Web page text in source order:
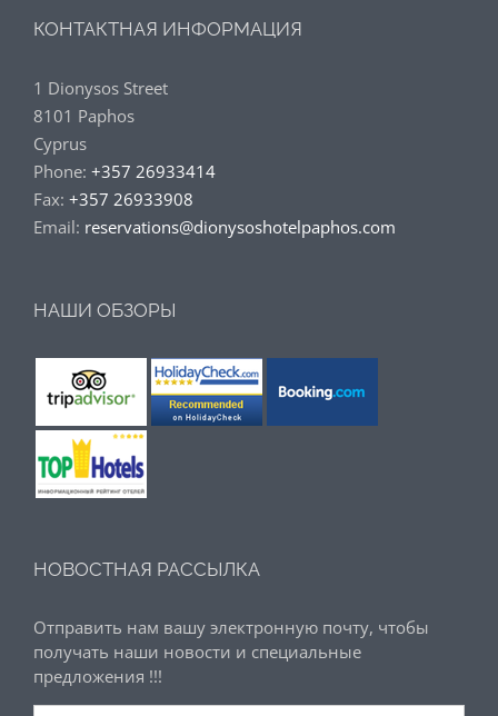
КОНТАКТНАЯ ИНФОРМАЦИЯ
1 Dionysos Street
8101 Paphos
Cyprus
Phone: +357 26933414
Fax: +357 26933908
Email: reservations@dionysoshotelpaphos.com
НАШИ ОБЗОРЫ
НОВОСТНАЯ РАССЫЛКА
Отправить нам вашу электронную почту, чтобы
получать наши новости и специальные
предложения !!!